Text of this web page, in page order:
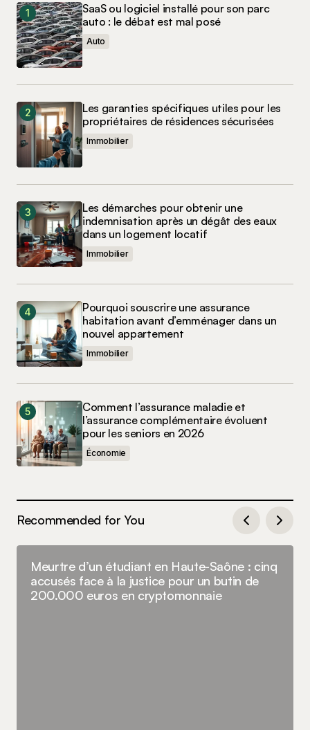
SaaS ou logiciel installé pour son parc
auto : le débat est mal posé
Auto
Les garanties spécifiques utiles pour les
propriétaires de résidences sécurisées
Immobilier
Les démarches pour obtenir une
indemnisation après un dégât des eaux
dans un logement locatif
Immobilier
Pourquoi souscrire une assurance
habitation avant d’emménager dans un
nouvel appartement
Immobilier
Comment l’assurance maladie et
l’assurance complémentaire évoluent
pour les seniors en 2026
Économie
Recommended for You
Meurtre d’un étudiant en Haute-Saône : cinq
accusés face à la justice pour un butin de
200.000 euros en cryptomonnaie